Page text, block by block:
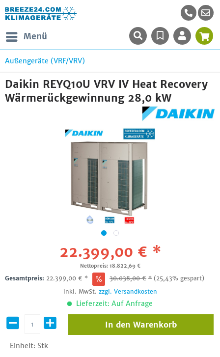
Menü
Außengeräte (VRF/VRV)
Daikin REYQ10U VRV IV Heat Recovery
Wärmerückgewinnung 28,0 kW
22.399,00 € *
Nettopreis: 18.822,69 €
Gesamtpreis: 22.399,00 € * 30.038,00€ * (25,43% gespart)
inkl. MwSt. zzgl. Versandkosten
Lieferzeit: Auf Anfrage
Einheit: Stk
In den Warenkorb